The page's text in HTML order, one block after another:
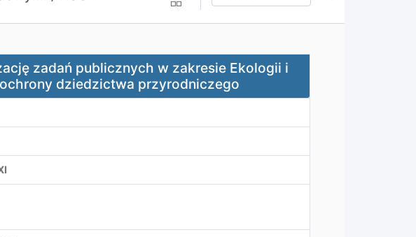
publicznych w zakresie Ekologii i ochrony zwierząt oraz ochrony
zadań publicznych w zakresie Ekologii i
dziedzictwa przyrodniczego